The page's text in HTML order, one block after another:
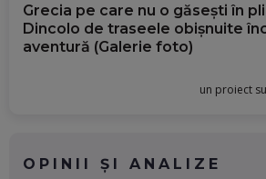
Grecia pe care nu o găsești în
Dincolo de traseele obișnuite
aventură (Galerie foto)
un proiect
OPINII ȘI ANALIZE